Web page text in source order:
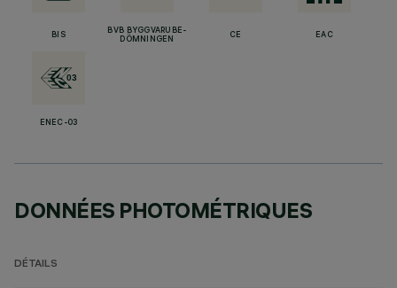
BIS
BVB BYGGVARUBE-
DÖMNINGEN
CE EAC
ENEC-03
DONNÉES PHOTOMÉTRIQUES
DÉTAILS